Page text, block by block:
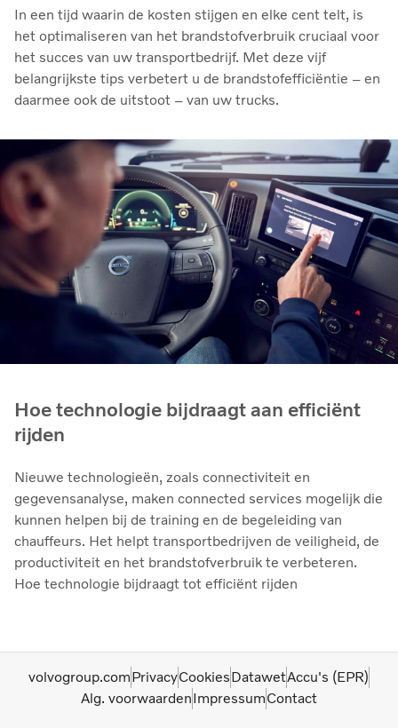
In een tijd waarin de kosten stijgen en elke cent telt, is
het optimaliseren van het brandstofverbruik cruciaal voor
het succes van uw transportbedrijf. Met deze vijf
belangrijkste tips verbetert u de brandstofefficiëntie – en
daarmee ook de uitstoot – van uw trucks.
Hoe technologie bijdraagt aan efficiënt
rijden
Nieuwe technologieën, zoals connectiviteit en
gegevensanalyse, maken connected services mogelijk die
kunnen helpen bij de training en de begeleiding van
chauffeurs. Het helpt transportbedrijven de veiligheid, de
productiviteit en het brandstofverbruik te verbeteren.
Hoe technologie bijdraagt tot efficiënt rijden
volvogroup.comPrivacyCookiesDatawetAccu's (EPR)
Alg. voorwaardenImpressumContact